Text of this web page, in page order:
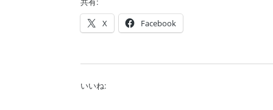
X Facebook
いいね: